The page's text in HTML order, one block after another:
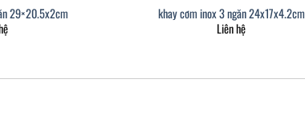
29×20.5x2cm
khay cơm inox 3 ngăn 24x17x4.2cm
Liên hệ